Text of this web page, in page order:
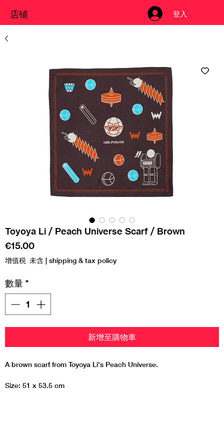
店铺 登入
Toyoya Li / Peach Universe Scarf / Brown
€15.00價
格
增值税 未含 | shipping & tax policy
數量 *
新增至購物車
A brown scarf from Toyoya Li's Peach Universe.
Size: 51 x 53.5 cm